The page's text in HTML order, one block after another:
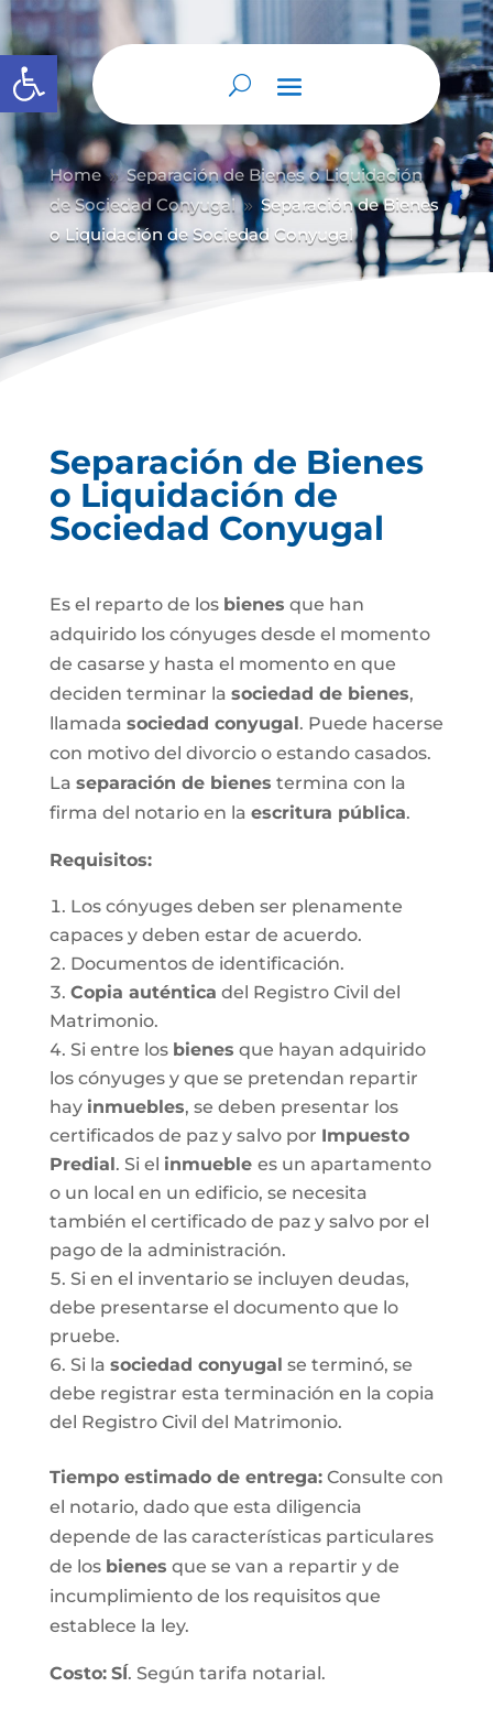
Abrir barra de herramientas
Home 9 Separación de Bienes o Liquidación
de Sociedad Conyugal 9 Separación de Bienes
o Liquidación de Sociedad Conyugal
Separación de Bienes
o Liquidación de
Sociedad Conyugal
Es el reparto de los bienes que han
adquirido los cónyuges desde el momento
de casarse y hasta el momento en que
deciden terminar la sociedad de bienes,
llamada sociedad conyugal. Puede hacerse
con motivo del divorcio o estando casados.
La separación de bienes termina con la
firma del notario en la escritura pública.
Requisitos:
Los cónyuges deben ser plenamente
capaces y deben estar de acuerdo.
Documentos de identificación.
Copia auténtica del Registro Civil del
Matrimonio.
Si entre los bienes que hayan adquirido
los cónyuges y que se pretendan repartir
hay inmuebles, se deben presentar los
certificados de paz y salvo por Impuesto
Predial. Si el inmueble es un apartamento
o un local en un edificio, se necesita
también el certificado de paz y salvo por el
pago de la administración.
Si en el inventario se incluyen deudas,
debe presentarse el documento que lo
pruebe.
Si la sociedad conyugal se terminó, se
debe registrar esta terminación en la copia
del Registro Civil del Matrimonio.
Tiempo estimado de entrega:Consulte con
el notario, dado que esta diligencia
depende de las características particulares
de los bienes que se van a repartir y de
incumplimiento de los requisitos que
establece la ley.
Costo: SÍ. Según tarifa notarial.